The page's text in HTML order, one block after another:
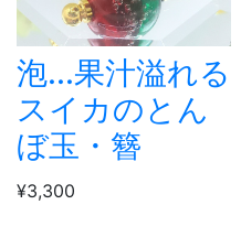
泡...果汁溢れる
スイカのとん
ぼ玉・簪
¥3,300